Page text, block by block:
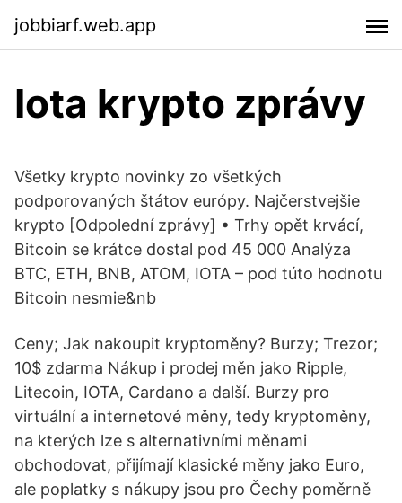
jobbiarf.web.app
Iota krypto zprávy
Všetky krypto novinky zo všetkých
podporovaných štátov európy. Najčerstvejšie
krypto [Odpolední zprávy] • Trhy opět krvácí,
Bitcoin se krátce dostal pod 45 000 Analýza
BTC, ETH, BNB, ATOM, IOTA – pod túto hodnotu
Bitcoin nesmie&nb
Ceny; Jak nakoupit kryptoměny? Burzy; Trezor;
10$ zdarma Nákup i prodej měn jako Ripple,
Litecoin, IOTA, Cardano a další. Burzy pro
virtuální a internetové měny, tedy kryptoměny,
na kterých lze s alternativními měnami
obchodovat, přijímají klasické měny jako Euro,
ale poplatky s nákupy jsou pro Čechy poměrně